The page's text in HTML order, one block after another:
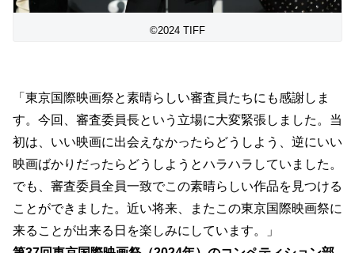
©2024 TIFF
「東京国際映画祭と素晴らしい審査員たちにも感謝しま
す。今回、審査委員長という立場に大変緊張しました。当
初は、いい映画に出会えなかったらどうしよう、逆にいい
映画ばかりだったらどうしようとハラハラしていました。
でも、審査委員全員一致でこの素晴らしい作品を見つける
ことができました。近い将来、またこの東京国際映画祭に
来ることが出来る日を楽しみにしています。」